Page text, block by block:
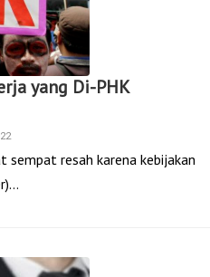
yang Di-PHK
sempat resah karena kebijakan